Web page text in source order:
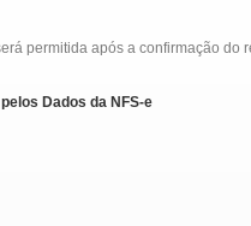
permitida após a confirmação
Dados da NFS-e